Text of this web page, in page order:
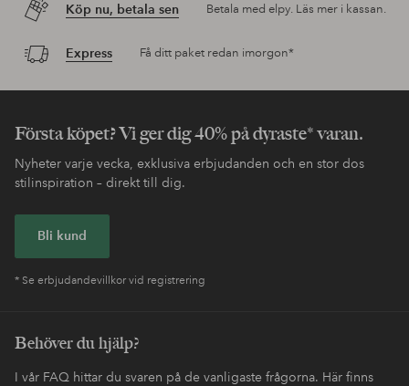
Köp nu, betala sen Betala med elpy. Läs mer i kassan.
Express Få ditt paket redan imorgon*
Första köpet? Vi ger dig 40% på dyraste* varan.
Nyheter varje vecka, exklusiva erbjudanden och en stor dos
stilinspiration – direkt till dig.
Bli kund
* Se erbjudandevillkor vid registrering
Behöver du hjälp?
I vår FAQ hittar du svaren på de vanligaste frågorna. Här finns